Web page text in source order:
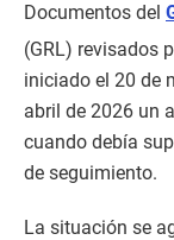
Documentos del
(GRL) revisados
iniciado el 20 de
abril de 2026 un
cuando debía
de seguimiento.
La situación se